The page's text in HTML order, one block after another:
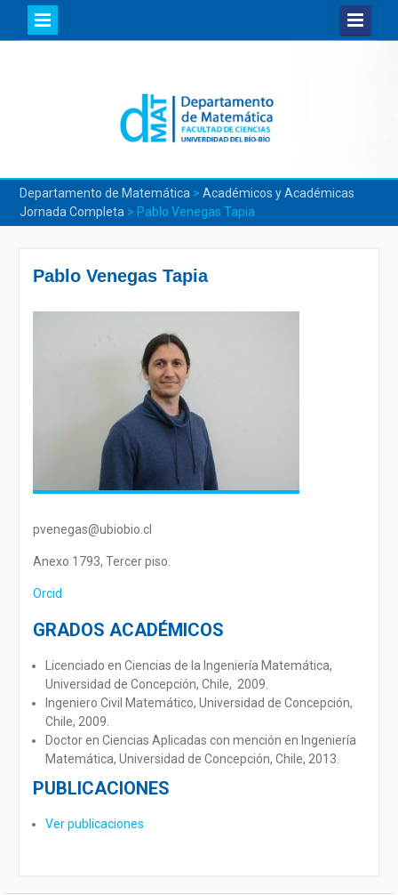
Departamento de Matemática > Académicos y Académicas
Jornada Completa > Pablo Venegas Tapia
Pablo Venegas Tapia
pvenegas@ubiobio.cl
Anexo 1793, Tercer piso.
Orcid
GRADOS ACADÉMICOS
Licenciado en Ciencias de la Ingeniería Matemática,
Universidad de Concepción, Chile, 2009.
Ingeniero Civil Matemático, Universidad de Concepción,
Chile, 2009.
Doctor en Ciencias Aplicadas con mención en Ingeniería
Matemática, Universidad de Concepción, Chile, 2013.
PUBLICACIONES
Ver publicaciones